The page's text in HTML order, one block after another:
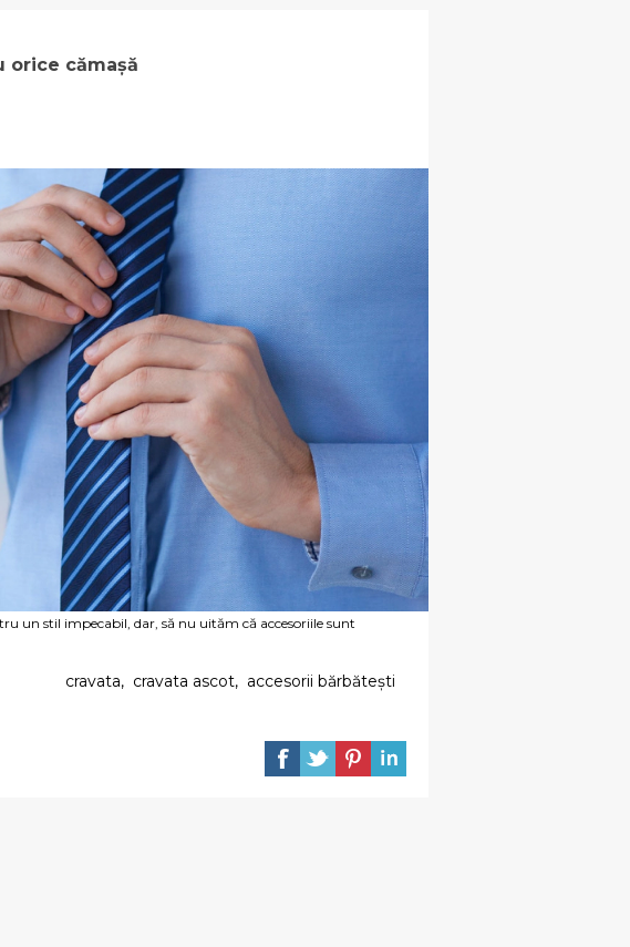
orice cămașă
un stil impecabil, dar, să nu uităm că accesoriile sunt
cravata, cravata ascot, accesorii bărbătești